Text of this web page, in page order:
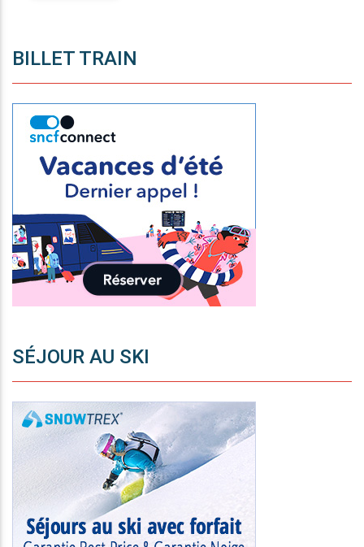
BILLET TRAIN
SÉJOUR AU SKI